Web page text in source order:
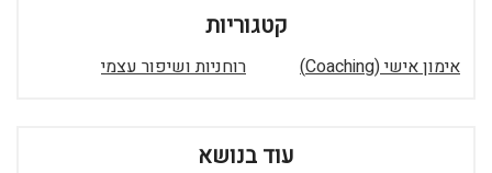
קטגוריות
אימון אישי (Coaching) רוחניות ושיפור עצמי
עוד בנושא